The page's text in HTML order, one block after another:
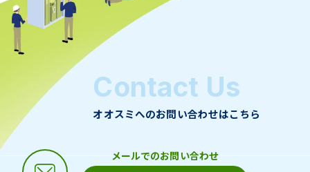
Contact Us
オオスミへのお問い合わせはこちら
メールでのお問い合わせ